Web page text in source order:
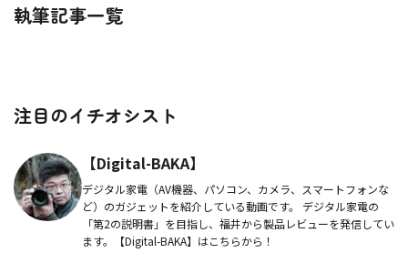
執筆記事一覧
注目のイチオシスト
【Digital-BAKA】
デジタル家電（AV機器、パソコン、カメラ、スマートフォンな
ど）のガジェットを紹介している動画です。 デジタル家電の
「第2の説明書」を目指し、福井から製品レビューを発信してい
ます。【Digital-BAKA】はこちらから！